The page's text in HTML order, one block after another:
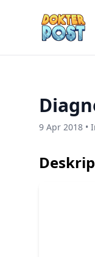
9 Apr 2018 •